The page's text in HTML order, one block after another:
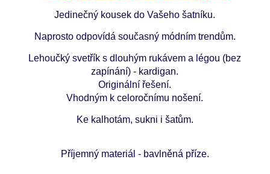
Jedinečný kousek do Vašeho šatníku.
Naprosto odpovídá současný módním trendům.
Lehoučký svetřík s dlouhým rukávem a légou (bez
zapínání) - kardigan.
Originální řešení.
Vhodným k celoročnímu nošení.
Ke kalhotám, sukni i šatům.
Příjemný materiál - bavlněná příze.